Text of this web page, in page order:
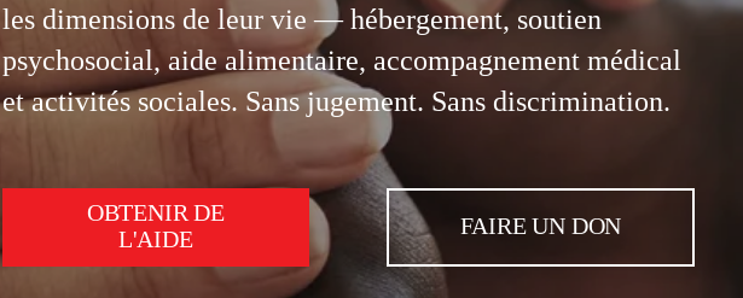
les dimensions de leur vie — hébergement, soutien
psychosocial, aide alimentaire, accompagnement médical
et activités sociales. Sans jugement. Sans discrimination.
OBTENIR DE
L'AIDE
FAIRE UN DON